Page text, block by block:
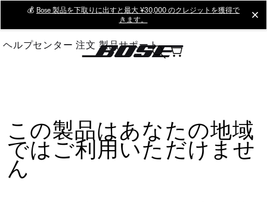
Main
💰 Bose 製品を下取りに出すと最大 ¥30,000 のクレジットを獲得で
きます。
ヘルプセンター 注文 製品サポート
この製品はあなたの地域
ではご利用いただけませ
ん